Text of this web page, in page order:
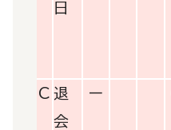
日
C 退
会
ー